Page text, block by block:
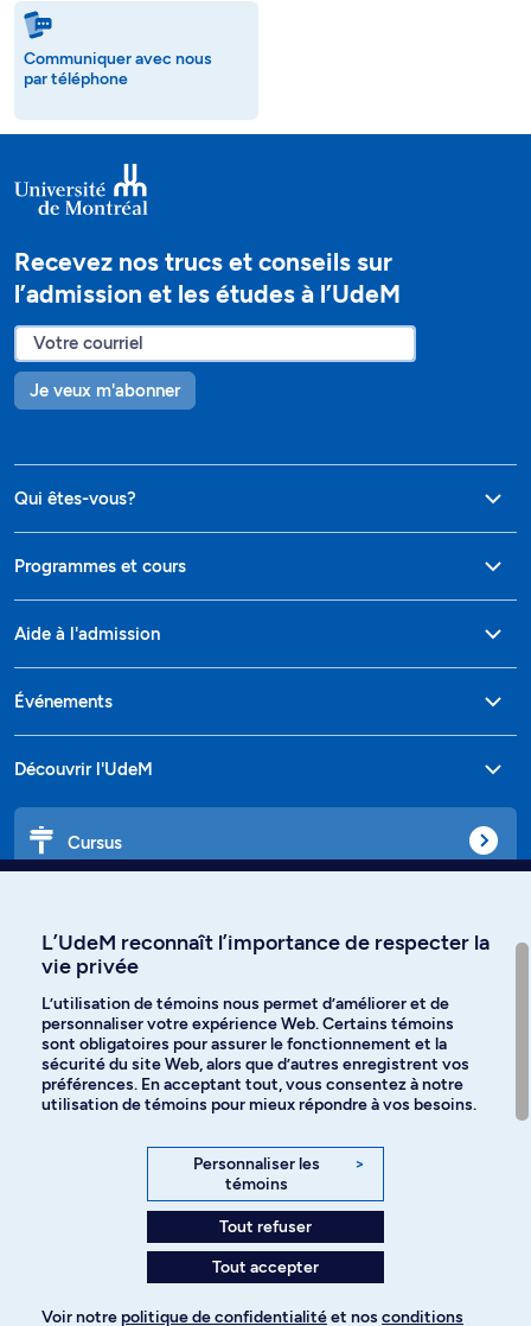
Communiquer avec nous
par téléphone
Recevez nos trucs et conseils sur
l’admission et les études à l’UdeM
Je veux m'abonner
Qui êtes-vous?
Programmes et cours
Aide à l'admission
Événements
Découvrir l'UdeM
Cursus
Langues
Facebook Instagram
YouTube
Politique de confidentialité
L’UdeM reconnaît l’importance de respecter la
vie privée
L’utilisation de témoins nous permet d’améliorer et de
personnaliser votre expérience Web. Certains témoins
sont obligatoires pour assurer le fonctionnement et la
sécurité du site Web, alors que d’autres enregistrent vos
préférences. En acceptant tout, vous consentez à notre
utilisation de témoins pour mieux répondre à vos besoins.
Personnaliser les
témoins
>
Tout refuser
Tout accepter
Voir notre politique de confidentialitéet nos conditions